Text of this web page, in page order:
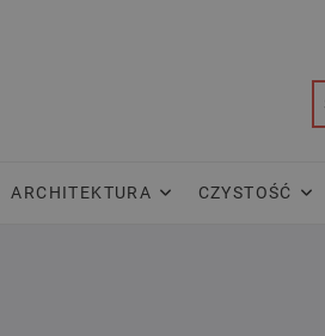
ARCHITEKTURA CZYSTOŚĆ